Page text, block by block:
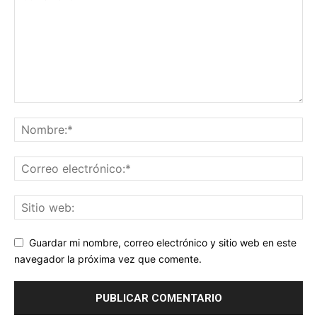
Guardar mi nombre, correo electrónico y sitio web en este
navegador la próxima vez que comente.